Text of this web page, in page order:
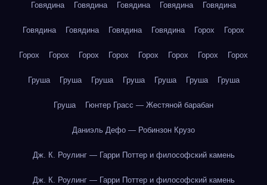
Говядина Говядина Говядина Говядина Говядина
Говядина Говядина Говядина Говядина Горох Горох
Горох Горох Горох Горох Горох Горох Горох Горох
Груша Груша Груша Груша Груша Груша Груша
Груша Гюнтер Грасс — Жестяной барабан
Даниэль Дефо — Робинзон Крузо
Дж. К. Роулинг — Гарри Поттер и философский камень
Дж. К. Роулинг — Гарри Поттер и философский камень